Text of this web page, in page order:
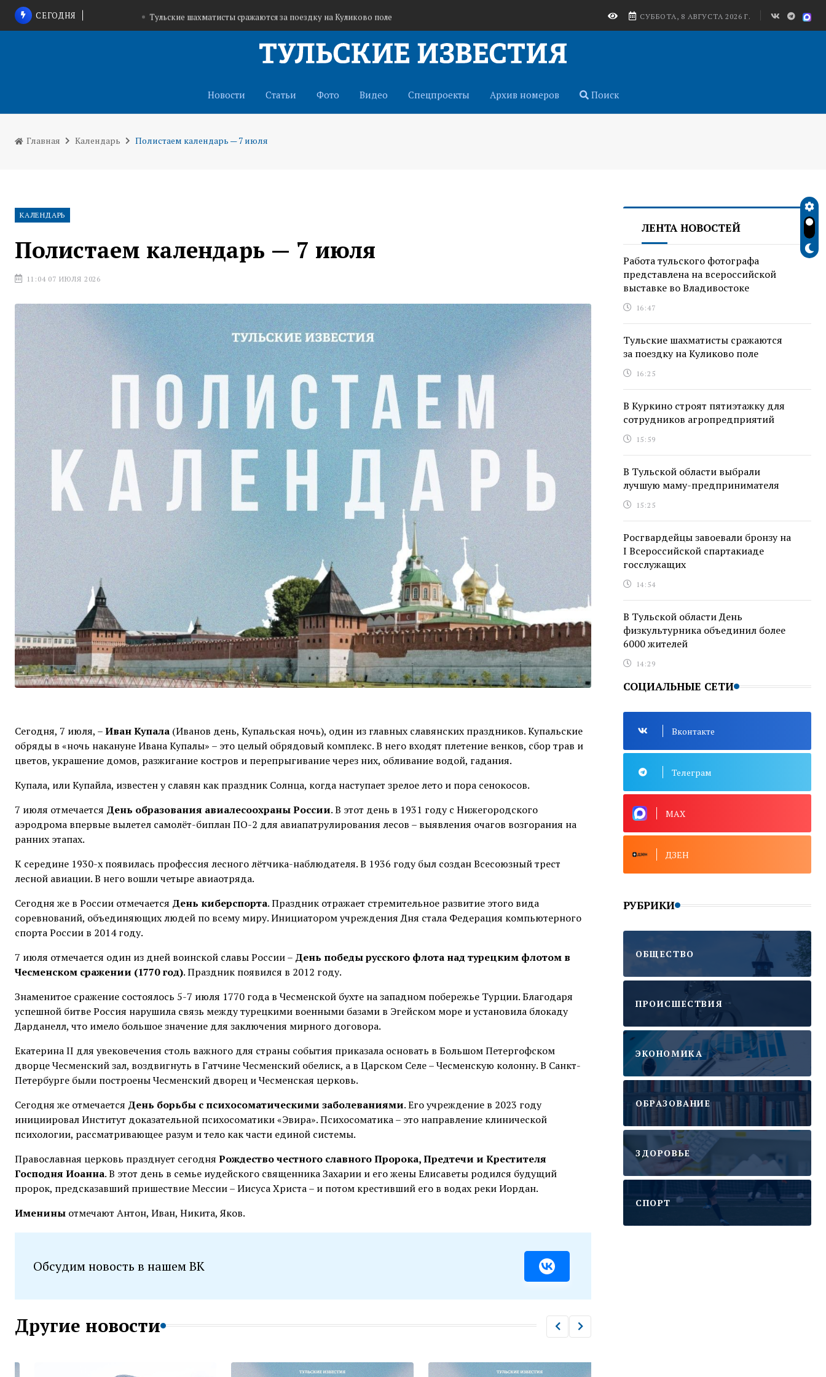
СЕГОДНЯ Тульские шахматисты сражаются за поездку на Куликово поле
Работа тульского фотографа представлена на всероссийской выставке во Владивостоке
СУББОТА, 8 АВГУСТА 2026 Г.
Новости Статьи Фото Видео Спецпроекты Архив номеров Поиск
Главная Календарь Полистаем календарь — 7 июля
КАЛЕНДАРЬ
Полистаем календарь — 7 июля
11:04 07 ИЮЛЯ 2026
Сегодня, 7 июля, –Иван Купала (Иванов день, Купальская ночь), один из главных славянских праздников. Купальские
обряды в «ночь накануне Ивана Купалы» – это целый обрядовый комплекс. В него входят плетение венков, сбор трав и
цветов, украшение домов, разжигание костров и перепрыгивание через них, обливание водой, гадания.
Купала, или Купайла, известен у славян как праздник Солнца, когда наступает зрелое лето и пора сенокосов.
7 июля отмечается День образования авиалесоохраны России. В этот день в 1931 году с Нижегородского
аэродрома впервые вылетел самолёт-биплан ПО-2 для авиапатрулирования лесов – выявления очагов возгорания на
ранних этапах.
К середине 1930-х появилась профессия лесного лётчика-наблюдателя. В 1936 году был создан Всесоюзный трест
лесной авиации. В него вошли четыре авиаотряда.
Сегодня же в России отмечается День киберспорта. Праздник отражает стремительное развитие этого вида
соревнований, объединяющих людей по всему миру. Инициатором учреждения Дня стала Федерация компьютерного
спорта России в 2014 году.
7 июля отмечается один из дней воинской славы России – День победы русского флота над турецким флотом в
Чесменском сражении (1770 год). Праздник появился в 2012 году.
Знаменитое сражение состоялось 5-7 июля 1770 года в Чесменской бухте на западном побережье Турции. Благодаря
успешной битве Россия нарушила связь между турецкими военными базами в Эгейском море и установила блокаду
Дарданелл, что имело большое значение для заключения мирного договора.
Екатерина II для увековечения столь важного для страны события приказала основать в Большом Петергофском
дворце Чесменский зал, воздвигнуть в Гатчине Чесменский обелиск, а в Царском Селе – Чесменскую колонну. В Санкт-
Петербурге были построены Чесменский дворец и Чесменская церковь.
Сегодня же отмечается День борьбы с психосоматическими заболеваниями. Его учреждение в 2023 году
инициировал Институт доказательной психосоматики «Эвира». Психосоматика – это направление клинической
психологии, рассматривающее разум и тело как части единой системы.
Православная церковь празднует сегодня Рождество честного славного Пророка, Предтечи и Крестителя
Господня Иоанна. В этот день в семье иудейского священника Захарии и его жены Елисаветы родился будущий
пророк, предсказавший пришествие Мессии – Иисуса Христа – и потом крестивший его в водах реки Иордан.
Именины отмечают Антон, Иван, Никита, Яков.
Обсудим новость в нашем ВК
Другие новости
ЛЕНТА НОВОСТЕЙ
Работа тульского фотографа
представлена на всероссийской
выставке во Владивостоке
16:47
Тульские шахматисты сражаются
за поездку на Куликово поле
16:25
В Куркино строят пятиэтажку для
сотрудников агропредприятий
15:59
В Тульской области выбрали
лучшую маму-предпринимателя
15:25
Росгвардейцы завоевали бронзу на
I Всероссийской спартакиаде
госслужащих
14:54
В Тульской области День
физкультурника объединил более
6000 жителей
14:29
СОЦИАЛЬНЫЕ СЕТИ
Вконтакте
Телеграм
MAX
ДЗЕН
РУБРИКИ
ОБЩЕСТВО
ПРОИСШЕСТВИЯ
ЭКОНОМИКА
ОБРАЗОВАНИЕ
ЗДОРОВЬЕ
CПОРТ